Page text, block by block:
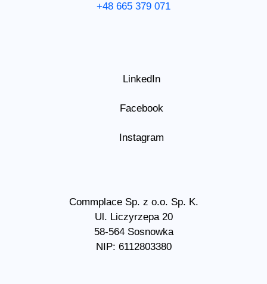
+48 665 379 071
LinkedIn
Facebook
Instagram
Commplace Sp. z o.o. Sp. K.
Ul. Liczyrzepa 20
58-564 Sosnowka
NIP: 6112803380